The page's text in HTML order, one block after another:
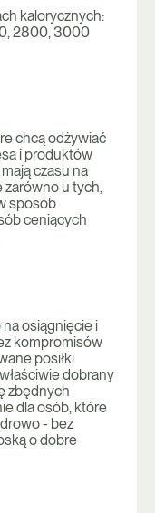
kalorycznych:
2800, 3000
chcą odżywiać
i produktów
czasu na
zarówno u tych,
sposób
ceniących
osiągnięcie i
kompromisów
posiłki
dobrany
zbędnych
dla osób, które
- bez
o dobre